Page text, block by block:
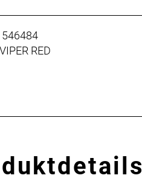
RED